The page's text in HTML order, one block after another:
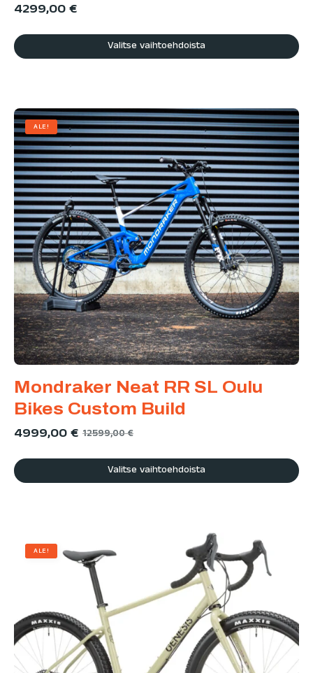
4299,00€
Valitse vaihtoehdoista
ALE!
Mondraker Neat RR SL Oulu
Bikes Custom Build
4999,00€ 12599,00€
Valitse vaihtoehdoista
ALE!